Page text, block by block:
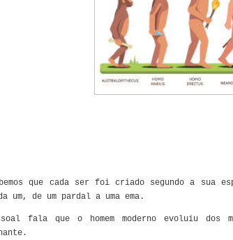
que cada ser foi criado segundo a sua
um, de um pardal a uma ema.
fala que o homem moderno evoluiu